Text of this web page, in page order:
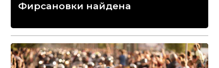
Фирсановки найдена